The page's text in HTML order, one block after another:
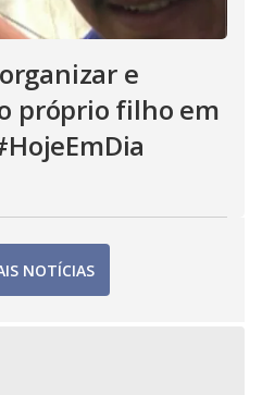
e
próprio filho em
NOTÍCIAS